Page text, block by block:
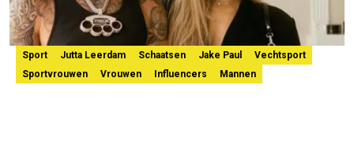
Sport Jutta Leerdam Schaatsen Jake Paul
Vechtsport
Sportvrouwen
Vrouwen Influencers Mannen